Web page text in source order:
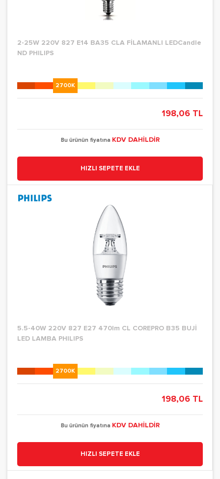
2-25W 220V 827 E14 BA35 CLA FİLAMANLI LEDCandle
ND PHILIPS
2700K
198,06 TL
Bu ürünün fiyatına KDV DAHİLDİR
HIZLI SEPETE EKLE
5.5-40W 220V 827 E27 470lm CL COREPRO B35 BUJİ
LED LAMBA PHILIPS
2700K
198,06 TL
Bu ürünün fiyatına KDV DAHİLDİR
HIZLI SEPETE EKLE